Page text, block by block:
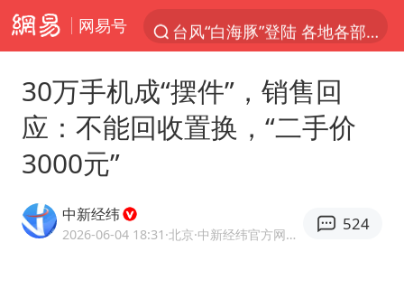
网易号
多地银行上调存款利率
上海地铁4条线路全线停运
4.2平卫生间补漏注胶花1.55万
30万手机成“摆件”，销售回
应：不能回收置换，“二手价
3000元”
中新经纬
2026-06-04 18:31 ·北京 ·中新经纬官方网易号
524